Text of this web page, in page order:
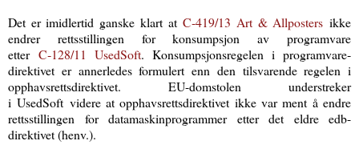
Det er imidlertid ganske klart atC‑419/13 Art & Allposters ikke
endrer rettsstillingen for konsumpsjon av programvare
etter C‑128/11 UsedSoft.Konsumpsjonsregelen i programvare­
direktivet er annerledes formulert enn den tilsvarende regelen i
opphavsrettsdirektivet. EU-domstolen understreker
iUsedSoft videre at opphavsrettsdirektivet ikke var ment å endre
rettsstillingen for datamaskinprogrammer etter det eldre edb-
direktivet (henv.).